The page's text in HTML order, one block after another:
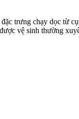
trưng chạy dọc từ
vệ sinh thường